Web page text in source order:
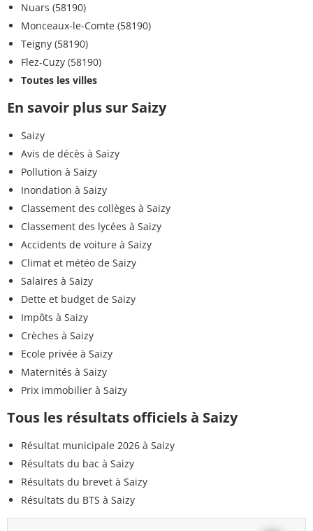
Nuars (58190)
Monceaux-le-Comte (58190)
Teigny (58190)
Flez-Cuzy (58190)
Toutes les villes
En savoir plus sur Saizy
Saizy
Avis de décès à Saizy
Pollution à Saizy
Inondation à Saizy
Classement des collèges à Saizy
Classement des lycées à Saizy
Accidents de voiture à Saizy
Climat et météo de Saizy
Salaires à Saizy
Dette et budget de Saizy
Impôts à Saizy
Crèches à Saizy
Ecole privée à Saizy
Maternités à Saizy
Prix immobilier à Saizy
Tous les résultats officiels à Saizy
Résultat municipale 2026 à Saizy
Résultats du bac à Saizy
Résultats du brevet à Saizy
Résultats du BTS à Saizy